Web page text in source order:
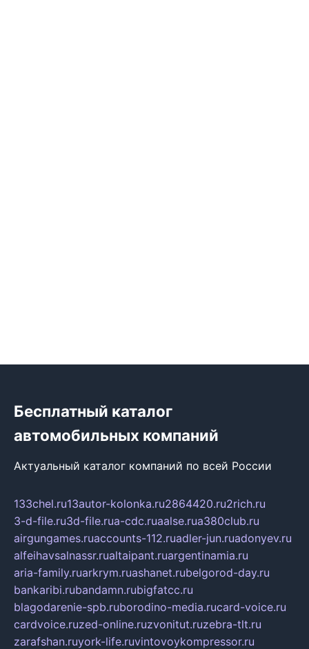
Бесплатный каталог
автомобильных компаний
Актуальный каталог компаний по всей России
133chel.ru13autor-kolonka.ru2864420.ru2rich.ru
3-d-file.ru3d-file.rua-cdc.ruaalse.rua380club.ru
airgungames.ruaccounts-112.ruadler-jun.ruadonyev.ru
alfeihavsalnassr.rualtaipant.ruargentinamia.ru
aria-family.ruarkrym.ruashanet.rubelgorod-day.ru
bankaribi.rubandamn.rubigfatcc.ru
blagodarenie-spb.ruborodino-media.rucard-voice.ru
cardvoice.ruzed-online.ruzvonitut.ruzebra-tlt.ru
zarafshan.ruyork-life.ruvintovoykompressor.ru